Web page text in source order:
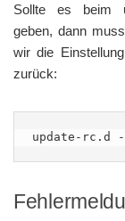
Sollte es beim
geben, dann
wir die
zurück:
update-rc.d -